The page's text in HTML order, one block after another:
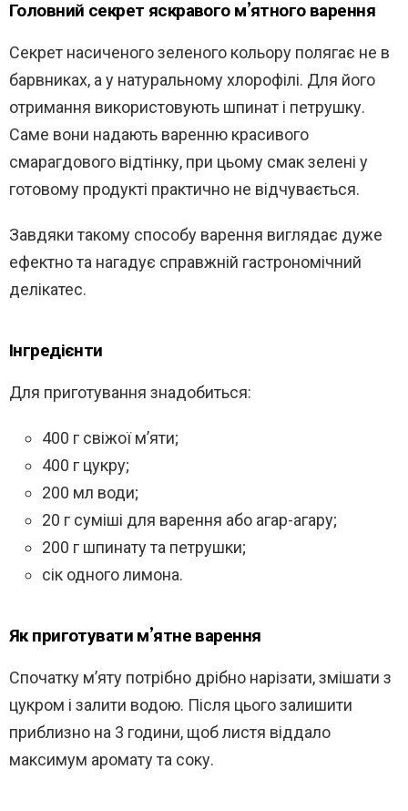
Головний секрет яскравого м’ятного варення
Секрет насиченого зеленого кольору полягає не в
барвниках, а у натуральному хлорофілі. Для його
отримання використовують шпинат і петрушку.
Саме вони надають варенню красивого
смарагдового відтінку, при цьому смак зелені у
готовому продукті практично не відчувається.
Завдяки такому способу варення виглядає дуже
ефектно та нагадує справжній гастрономічний
делікатес.
Інгредієнти
Для приготування знадобиться:
400 г свіжої м’яти;
400 г цукру;
200 мл води;
20 г суміші для варення або агар-агару;
200 г шпинату та петрушки;
сік одного лимона.
Як приготувати м’ятне варення
Спочатку м’яту потрібно дрібно нарізати, змішати з
цукром і залити водою. Після цього залишити
приблизно на 3 години, щоб листя віддало
максимум аромату та соку.